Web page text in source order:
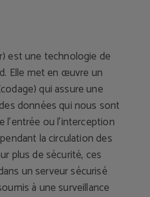
est une technologie de
Elle met en œuvre un
qui assure une
données qui nous sont
l'entrée ou l'interception
la circulation des
plus de sécurité, ces
un serveur sécurisé
à une surveillance